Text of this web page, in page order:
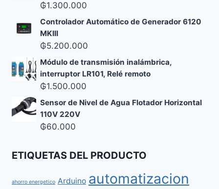
₲1.300.000
Controlador Automático de Generador 6120
MKIII
₲5.200.000
Módulo de transmisión inalámbrica,
interruptor LR101, Relé remoto
₲1.500.000
Sensor de Nivel de Agua Flotador Horizontal
110V 220V
₲60.000
ETIQUETAS DEL PRODUCTO
ahorro energetico Arduino automatizacion